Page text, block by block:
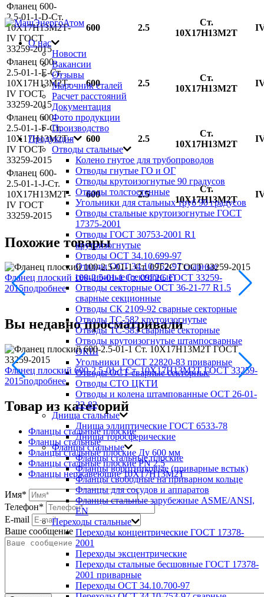
Фланец 600-
2.5-01-1-D-Ст.
10Х17Н13М2Т-
IV ГОСТ
33259-2015
600 2.5
Ст.
10Х17Н13М2Т
Фланец 600-
2.5-01-1-E-Ст.
10Х17Н13М2Т-
IV ГОСТ
33259-2015
600 2.5
Ст.
10Х17Н13М2Т
Фланец 600-
2.5-01-1-F-Ст.
10Х17Н13М2Т-
IV ГОСТ
33259-2015
600 2.5
Ст.
10Х17Н13М2Т
Фланец 600-
2.5-01-1-J-Ст.
10Х17Н13М2Т-
IV ГОСТ
33259-2015
600 2.5
Ст.
10Х17Н13М2Т
Похожие товары
Фланец плоский 100-2.5-01-1 Ст. 09Г2С ГОСТ 33259-
2015подробнее
Вы недавно просматривали
Фланец плоский 600-2.5-01-1 Ст. 10Х17Н13М2Т ГОСТ 33259-
2015подробнее
Товар из категорий
Фланцы стальные плоские
Фланцы стальные
Фланцы стальные плоские Ду 600 мм
Фланцы стальные плоские PN 2,5
Фланцы нержавеющие 10Х17Н13М2Т
Имя*
Телефон*
E-mail
Ваше сообщение
О нас
Новости
Вакансии
Отзывы
Марочник сталей
Расчет расстояний
Документация
Фото продукции
Производство
Продукция
Отводы стальные
Колено гнутое для трубопроводов
Отводы гнутые ГО и ОГ
Отводы крутоизогнутые 90 градусов
Отводы толстостенные
Угольники для стальных труб 90 градусов
Отводы стальные крутоизогнутые ГОСТ
17375-2001
Отводы ГОСТ 30753-2001 R1
крутоизогнутые
Отводы ОСТ 34.10.699-97
Отводы ОСТ 34.10.752-97 сварные
секционные (секторные)
Отводы секторные ОСТ 36-21-77 R1.5
сварные секционные
Отводы СК 2109-92 сварные секторные
Отводы ТС-582 крутоизогнутые
Отводы ТС-583 сварные секторные
Отводы крутоизогнутые штампосварные
ОКШ
Угольники ГОСТ 22820-83 приварные
Отводы ОСТ сварные секторные
Отводы СТО ЦКТИ
Отводы и колена штампованные ОСТ 26-01-
22-82
Днища стальные
Днища эллиптические ГОСТ 6533-78
Днища торосферические
Фланцы стальные
Фланцы стальные плоские
Фланцы воротниковые (приварные встык)
Фланцы свободные на приварном кольце
Фланцы для сосудов и аппаратов
Фланцы стальные зарубежные ASME/ANSI,
EN
Переходы стальные
Переходы концентрические ГОСТ 17378-
2001
Переходы эксцентрические
Переходы стальные бесшовные ГОСТ 17378-
2001 приварные
Переходы ОСТ 34.10.700-97